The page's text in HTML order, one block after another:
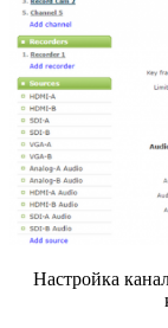
Настройка